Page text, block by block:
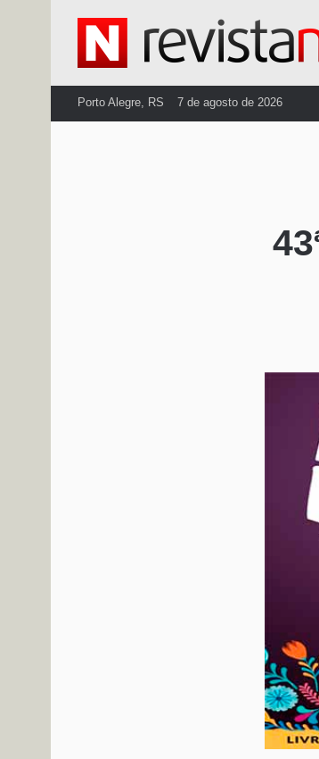
Porto Alegre, RS 7 de agosto de 2026